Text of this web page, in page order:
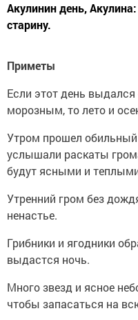
Акулинин день,
старину.
Приметы
Если этот день
морозным, то лето и
Утром прошел
услышали раскаты
будут ясными и
Утренний гром без
ненастье.
Грибники и ягодники
выдастся ночь.
Много звезд и ясное
чтобы запасаться на